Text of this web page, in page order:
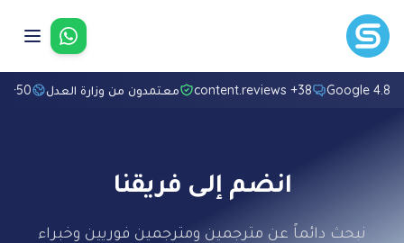
تواصل
4.8/5 Google
38+ content.reviews معتمدون من وزارة العدل 50+ لغة
انضم إلى فريقنا
نبحث دائماً عن مترجمين ومترجمين فوريين وخبراء